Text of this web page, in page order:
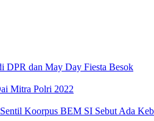
DPR dan May Day Fiesta Besok
Mitra Polri 2022
Koorpus BEM SI Sebut Ada